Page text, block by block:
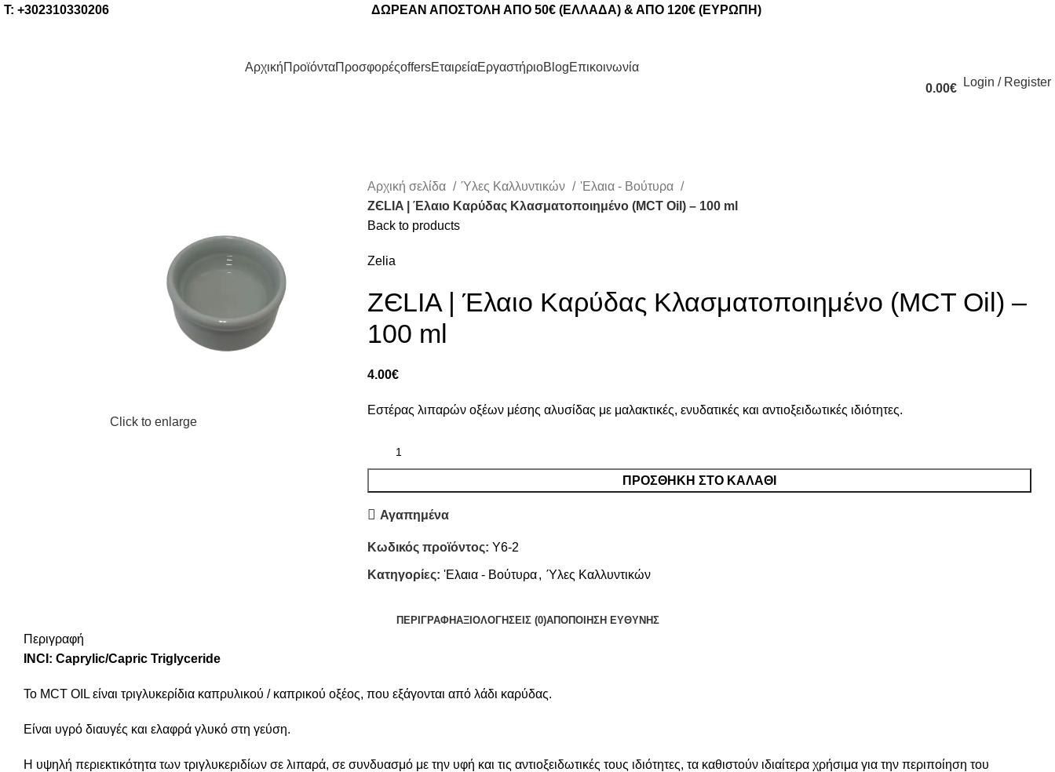
Τ: +302310330206 ΔΩΡΕΑΝ ΑΠΟΣΤΟΛΗ ΑΠΟ 50€ (ΕΛΛΑΔΑ) & ΑΠΟ 120€ (ΕΥΡΩΠΗ)
ΑρχικήΠροϊόνταΠροσφορέςoffersΕταιρείαΕργαστήριοBlogΕπικοινωνία
0.00€ Login / Register
Click to enlarge
Αρχική σελίδα Ύλες Καλλυντικών
'Ελαια - Βούτυρα
ZЄLIA | Έλαιο Καρύδας Κλασματοποιημένο (MCT Oil) – 100 ml
Back to products
Zelia
ZЄLIA | Έλαιο Καρύδας Κλασματοποιημένο (MCT Oil) –
100 ml
4.00€
Εστέρας λιπαρών οξέων μέσης αλυσίδας με μαλακτικές, ενυδατικές και αντιοξειδωτικές ιδιότητες.
ΠΡΟΣΘΗΚΗ ΣΤΟ ΚΑΛΑΘΙ
Αγαπημένα
Κωδικός προϊόντος: Y6-2
Κατηγορίες: 'Ελαια - Βούτυρα, Ύλες Καλλυντικών
ΠΕΡΙΓΡΑΦΉΑΞΙΟΛΟΓΉΣΕΙΣ (0)ΑΠΟΠΟΊΗΣΗ ΕΥΘΎΝΗΣ
Περιγραφή
INCI: Caprylic/Capric Triglyceride
Το MCT OIL είναι τριγλυκερίδια καπρυλικού / καπρικού οξέος, που εξάγονται από λάδι καρύδας.
Είναι υγρό διαυγές και ελαφρά γλυκό στη γεύση.
Η υψηλή περιεκτικότητα των τριγλυκεριδίων σε λιπαρά, σε συνδυασμό με την υφή και τις αντιοξειδωτικές τους ιδιότητες, τα καθιστούν ιδιαίτερα χρήσιμα για την περιποίηση του